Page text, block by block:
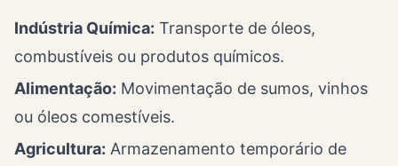
Indústria Química: Transporte de óleos,
combustíveis ou produtos químicos.
Alimentação: Movimentação de sumos, vinhos
ou óleos comestíveis.
Agricultura: Armazenamento temporário de